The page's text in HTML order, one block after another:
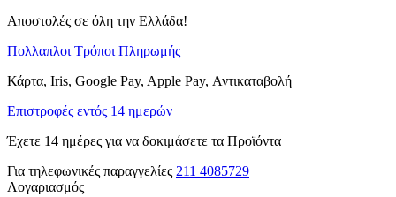
Αποστολές σε όλη την Ελλάδα!
Πολλαπλοι Τρόποι Πληρωμής
Κάρτα, Iris, Google Pay, Apple Pay, Αντικαταβολή
Επιστροφές εντός 14 ημερών
Έχετε 14 ημέρες για να δοκιμάσετε τα Προϊόντα
Για τηλεφωνικές παραγγελίες 211 4085729
Λογαριασμός